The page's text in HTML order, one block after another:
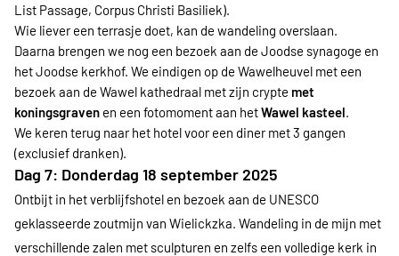
List Passage, Corpus Christi Basiliek).
Wie liever een terrasje doet, kan de wandeling overslaan.
Daarna brengen we nog een bezoek aan de Joodse synagoge en
het Joodse kerkhof. We eindigen op de Wawelheuvel met een
bezoek aan de Wawel kathedraal met zijn crypte met
koningsgraven en een fotomoment aan hetWawel kasteel.
We keren terug naar het hotel voor een diner met 3 gangen
(exclusief dranken).
Dag 7: Donderdag 18 september 2025
Ontbijt in het verblijfshotel en bezoek aan de UNESCO
geklasseerde zoutmijn van Wielickzka. Wandeling in de mijn met
verschillende zalen met sculpturen en zelfs een volledige kerk in